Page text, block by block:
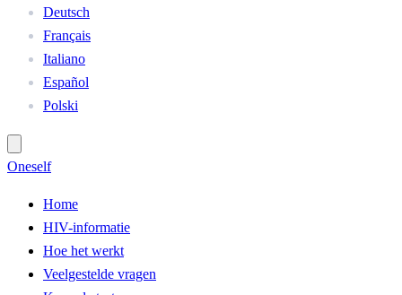
Deutsch
Français
Italiano
Español
Polski
Oneself
Home
HIV-informatie
Hoe het werkt
Veelgestelde vragen